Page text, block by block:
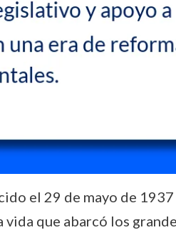
el 29 de mayo de 1937
que abarcó los